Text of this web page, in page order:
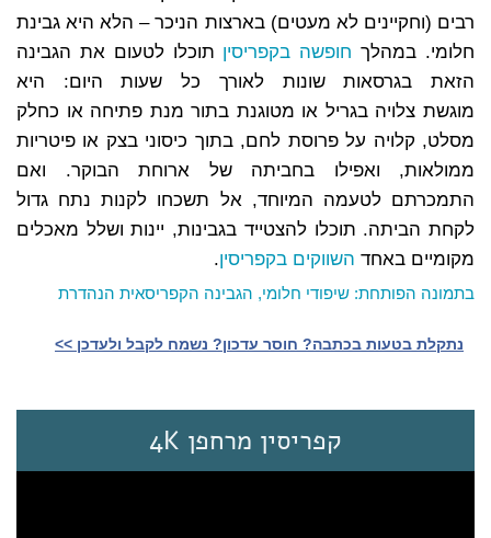
רבים (וחקיינים לא מעטים) בארצות הניכר – הלא היא גבינת
חלומי. במהלך חופשה בקפריסין תוכלו לטעום את הגבינה
הזאת בגרסאות שונות לאורך כל שעות היום: היא
מוגשת צלויה בגריל או מטוגנת בתור מנת פתיחה או כחלק
מסלט, קלויה על פרוסת לחם, בתוך כיסוני בצק או פיטריות
ממולאות, ואפילו בחביתה של ארוחת הבוקר. ואם
התמכרתם לטעמה המיוחד, אל תשכחו לקנות נתח גדול
לקחת הביתה. תוכלו להצטייד בגבינות, יינות ושלל מאכלים
מקומיים באחד השווקים בקפריסין.
בתמונה הפותחת: שיפודי חלומי, הגבינה הקפריסאית הנהדרת
נתקלת בטעות בכתבה? חוסר עדכון? נשמח לקבל ולעדכן >>‎
קפריסין מרחפן 4K